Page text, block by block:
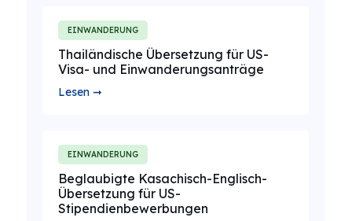
EINWANDERUNG
Thailändische Übersetzung für US-
Visa- und Einwanderungsanträge
Lesen ➞
EINWANDERUNG
Beglaubigte Kasachisch-Englisch-
Übersetzung für US-
Stipendienbewerbungen